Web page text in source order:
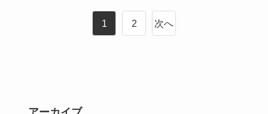
1 2 次へ